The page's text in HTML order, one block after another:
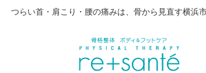
つらい首・肩こり・腰の痛みは、骨から見直す横浜